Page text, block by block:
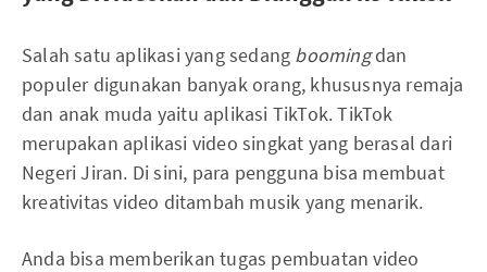
Salah satu aplikasi yang sedang boomingdan
populer digunakan banyak orang, khususnya remaja
dan anak muda yaitu aplikasi TikTok. TikTok
merupakan aplikasi video singkat yang berasal dari
Negeri Jiran. Di sini, para pengguna bisa membuat
kreativitas video ditambah musik yang menarik.
Anda bisa memberikan tugas pembuatan video